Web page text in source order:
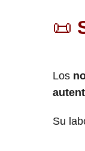
📜
Los
Su